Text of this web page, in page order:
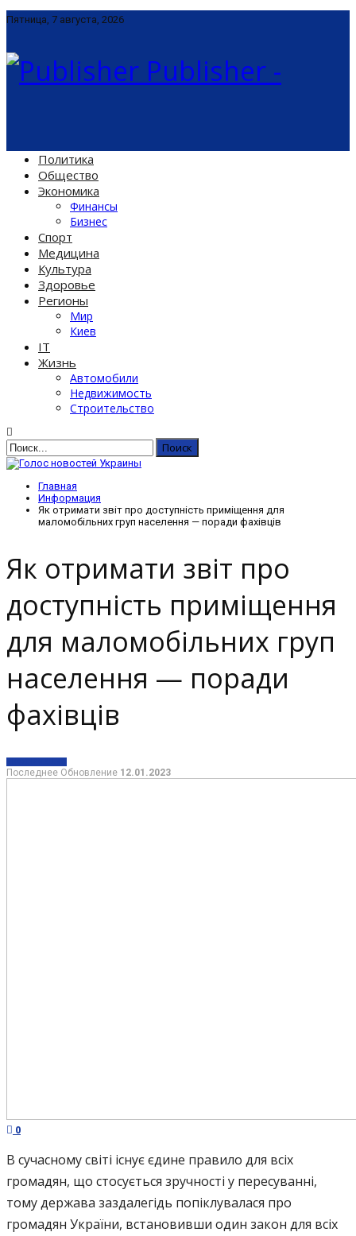
Пятница, 7 августа, 2026
Publisher -
Политика
Общество
Экономика
Финансы
Бизнес
Спорт
Медицина
Культура
Здоровье
Регионы
Мир
Киев
IT
Жизнь
Автомобили
Недвижимость
Строительство
Главная
Информация
Як отримати звіт про доступність приміщення для
маломобільних груп населення — поради фахівців
Як отримати звіт про
доступність приміщення
для маломобільних груп
населення — поради
фахівців
Последнее Обновление 12.01.2023
0
В сучасному світі існує єдине правило для всіх
громадян, що стосується зручності у пересуванні,
тому держава заздалегідь попіклувалася про
громадян України, встановивши один закон для всіх